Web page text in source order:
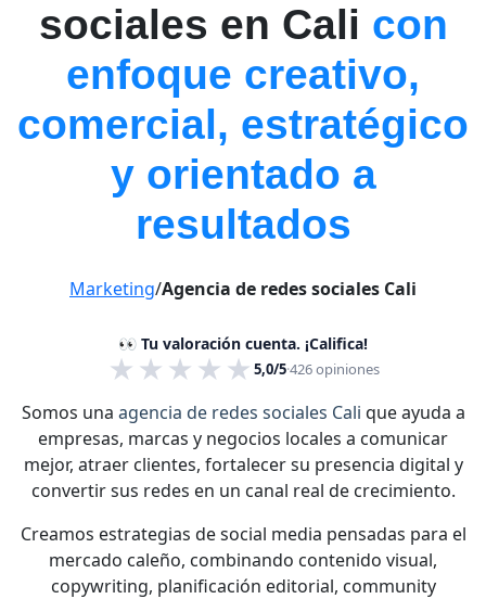
sociales en Cali con
enfoque creativo,
comercial, estratégico
y orientado a
resultados
Marketing/Agencia de redes sociales Cali
👀 Tu valoración cuenta. ¡Califica!
★
★
★
★
★ 5,0/5·426opiniones
Somos una agencia de redes sociales Cali que ayuda a
empresas, marcas y negocios locales a comunicar
mejor, atraer clientes, fortalecer su presencia digital y
convertir sus redes en un canal real de crecimiento.
Creamos estrategias de social media pensadas para el
mercado caleño, combinando contenido visual,
copywriting, planificación editorial, community